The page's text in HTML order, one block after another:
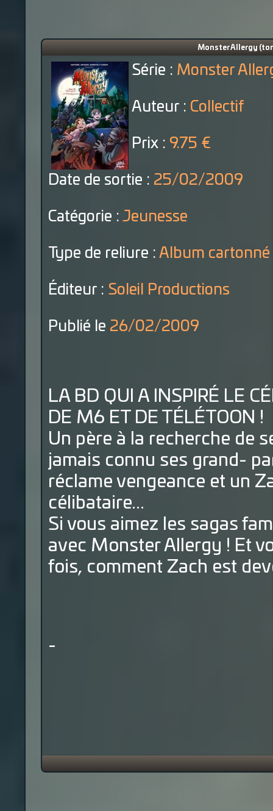
Monster Allergy
Série : Monster
Auteur : Collectif
Prix : 9.75 €
Date de sortie : 25/02/2009
Catégorie : Jeunesse
Type de reliure : Album cartonné
Éditeur : Soleil Productions
Publié le 26/02/2009
LA BD QUI A INSPIRÉ LE
DE M6 ET DE TÉLÉTOON !
Un père à la recherche de
jamais connu ses grand-
réclame vengeance et un
célibataire...
Si vous aimez les sagas
avec Monster Allergy ! Et
fois, comment Zach est
-